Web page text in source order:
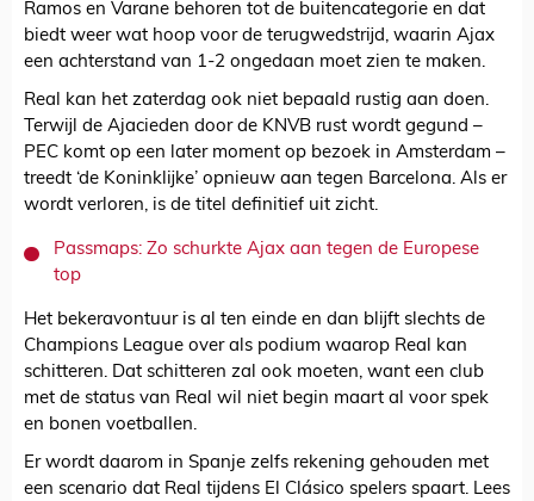
Ramos en Varane behoren tot de buitencategorie en dat
biedt weer wat hoop voor de terugwedstrijd, waarin Ajax
een achterstand van 1-2 ongedaan moet zien te maken.
Real kan het zaterdag ook niet bepaald rustig aan doen.
Terwijl de Ajacieden door de KNVB rust wordt gegund –
PEC komt op een later moment op bezoek in Amsterdam –
treedt ‘de Koninklijke’ opnieuw aan tegen Barcelona. Als er
wordt verloren, is de titel definitief uit zicht.
Passmaps: Zo schurkte Ajax aan tegen de Europese
top
Het bekeravontuur is al ten einde en dan blijft slechts de
Champions League over als podium waarop Real kan
schitteren. Dat schitteren zal ook moeten, want een club
met de status van Real wil niet begin maart al voor spek
en bonen voetballen.
Er wordt daarom in Spanje zelfs rekening gehouden met
een scenario dat Real tijdens El Clásico spelers spaart. Lees